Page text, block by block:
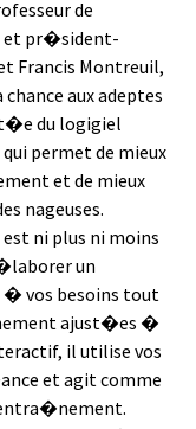
de
pr�sident-
Francis Montreuil,
aux adeptes
du logigiel
permet de mieux
et de mieux
nageuses.
ni plus ni moins
un
vos besoins tout
ajust�es �
il utilise vos
et agit comme